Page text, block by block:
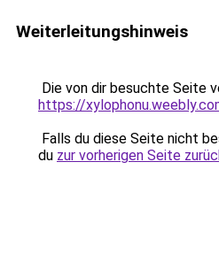
Weiterleitungshinweis
Die von dir besuchte Seite
https://
Falls du diese Seite nicht
du zur vorherigen Seite